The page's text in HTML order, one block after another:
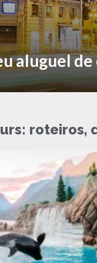
aluguel
roteiros,